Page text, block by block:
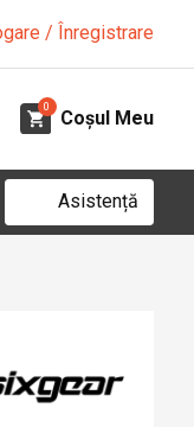
/ Înregistrare
0
Coșul Meu
Asistență